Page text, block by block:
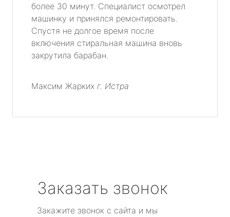
более 30 минут. Специалист осмотрел
машинку и принялся ремонтировать.
Спустя не долгое время после
включения стиральная машина вновь
закрутила барабан.
Максим Жарких г. Истра
Заказать звонок
Закажите звонок с сайта и мы